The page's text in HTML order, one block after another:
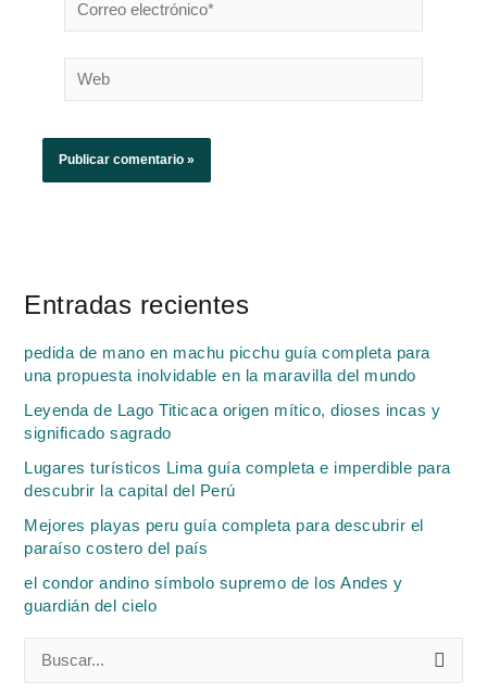
electrónico*
Web
Entradas recientes
pedida de mano en machu picchu guía completa para
una propuesta inolvidable en la maravilla del mundo
Leyenda de Lago Titicaca origen mítico, dioses incas y
significado sagrado
Lugares turísticos Lima guía completa e imperdible para
descubrir la capital del Perú
Mejores playas peru guía completa para descubrir el
paraíso costero del país
el condor andino símbolo supremo de los Andes y
guardián del cielo